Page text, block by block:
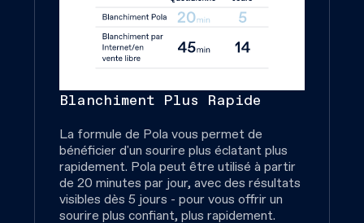
Blanchiment Plus Rapide
La formule de Pola vous permet de
bénéficier d'un sourire plus éclatant plus
rapidement. Pola peut être utilisé à partir
de 20 minutes par jour, avec des résultats
visibles dès 5 jours - pour vous offrir un
sourire plus confiant, plus rapidement.